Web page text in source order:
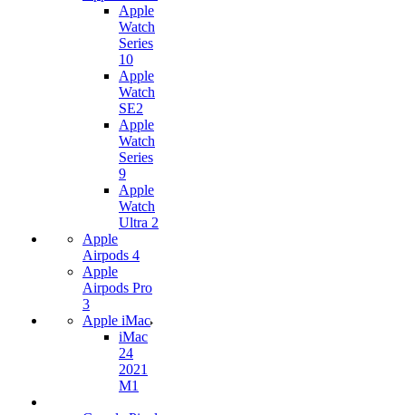
Apple
Watch
Series
10
Apple
Watch
SE2
Apple
Watch
Series
9
Apple
Watch
Ultra 2
Apple
Airpods 4
Apple
Airpods Pro
3
Apple iMac
iMac
24
2021
M1